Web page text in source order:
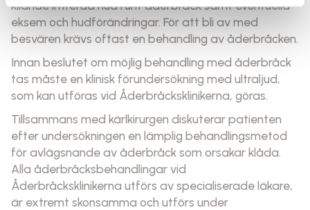
kliande irriterad hud runt åderbråck samt eventuella
eksem och hudförändringar. För att bli av med
besvären krävs oftast en behandling av åderbråcken.
Innan beslutet om möjlig behandling med åderbråck
tas måste en klinisk förundersökning med ultraljud,
som kan utföras vid Åderbråcksklinikerna, göras.
Tillsammans med kärlkirurgen diskuterar patienten
efter undersökningen en lämplig behandlingsmetod
för avlägsnande av åderbråck som orsakar klåda.
Alla åderbråcksbehandlingar vid
Åderbråcksklinikerna utförs av specialiserade läkare,
är extremt skonsamma och utförs under